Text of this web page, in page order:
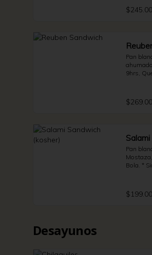
$245.00
Pan
9hrs,
$269.00
Pan
Bola. *
$199.00
Desayunos